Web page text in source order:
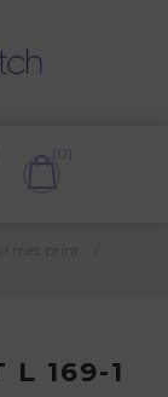
(0)
L 169-1